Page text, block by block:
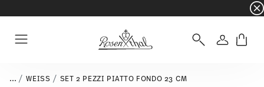
☀️ Summer SALE – Risparmia ancora di più:
Accedi
... WEISS SET 2 PEZZI PIATTO FONDO 23 CM